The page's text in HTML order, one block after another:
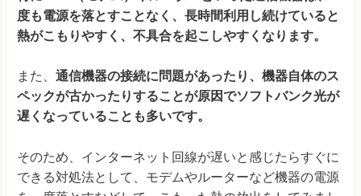
度も電源を落とすことなく、長時間利用し続けていると
熱がこもりやすく、不具合を起こしやすくなります。
また、 通信機器の接続に問題があったり、機器自体のス
ペックが古かったりすることが原因でソフトバンク光が
遅くなっていることも多いです。
そのため、インターネット回線が遅いと感じたらすぐに
できる対処法として、モデムやルーターなど機器の電源